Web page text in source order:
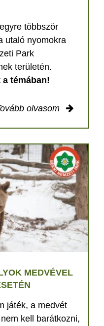
többször
utaló nyomokra
Park
területén.
témában!
olvasom
MEDVÉVEL
játék, a medvét
kell barátkozni,